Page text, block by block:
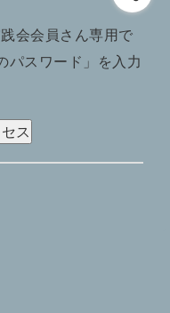
会会員さん専用で
パスワード」を入力